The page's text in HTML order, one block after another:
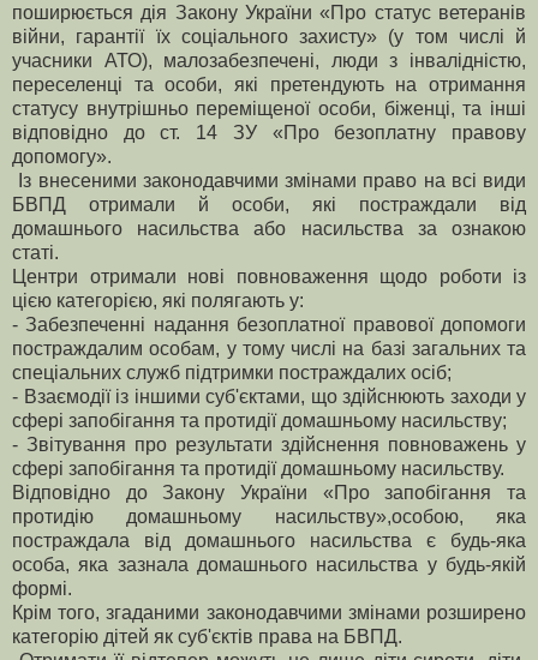
поширюється дія Закону України «Про статус ветеранів
війни, гарантії їх соціального захисту» (у том числі й
учасники АТО), малозабезпечені, люди з інвалідністю,
переселенці та особи, які претендують на отримання
статусу внутрішньо переміщеної особи, біженці, та інші
відповідно до ст. 14 ЗУ «Про безоплатну правову
допомогу».
Із внесеними законодавчими змінами право на всі види
БВПД отримали й особи, які постраждали від
домашнього насильства або насильства за ознакою
статі.
Центри отримали нові повноваження щодо роботи із
цією категорією, які полягають у:
- Забезпеченні надання безоплатної правової допомоги
постраждалим особам, у тому числі на базі загальних та
спеціальних служб підтримки постраждалих осіб;
- Взаємодії із іншими суб'єктами, що здійснюють заходи у
сфері запобігання та протидії домашньому насильству;
- Звітування про результати здійснення повноважень у
сфері запобігання та протидії домашньому насильству.
Відповідно до Закону України «Про запобігання та
протидію домашньому насильству»,особою, яка
постраждала від домашнього насильства є будь-яка
особа, яка зазнала домашнього насильства у будь-якій
формі.
Крім того, згаданими законодавчими змінами розширено
категорію дітей як суб'єктів права на БВПД.